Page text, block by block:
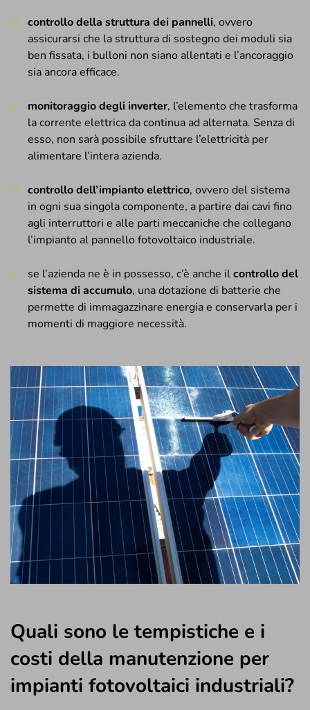
controllo della struttura dei pannelli, ovvero
assicurarsi che la struttura di sostegno dei moduli sia
ben fissata, i bulloni non siano allentati e l’ancoraggio
sia ancora efficace.
monitoraggio degli inverter, l’elemento che trasforma
la corrente elettrica da continua ad alternata. Senza di
esso, non sarà possibile sfruttare l’elettricità per
alimentare l’intera azienda.
controllo dell’impianto elettrico, ovvero del sistema
in ogni sua singola componente, a partire dai cavi fino
agli interruttori e alle parti meccaniche che collegano
l’impianto al pannello fotovoltaico industriale.
se l’azienda ne è in possesso, c’è anche ilcontrollo del
sistema di accumulo, una dotazione di batterie che
permette di immagazzinare energia e conservarla per i
momenti di maggiore necessità.
Quali sono le tempistiche e i
costi della manutenzione per
impianti fotovoltaici industriali?